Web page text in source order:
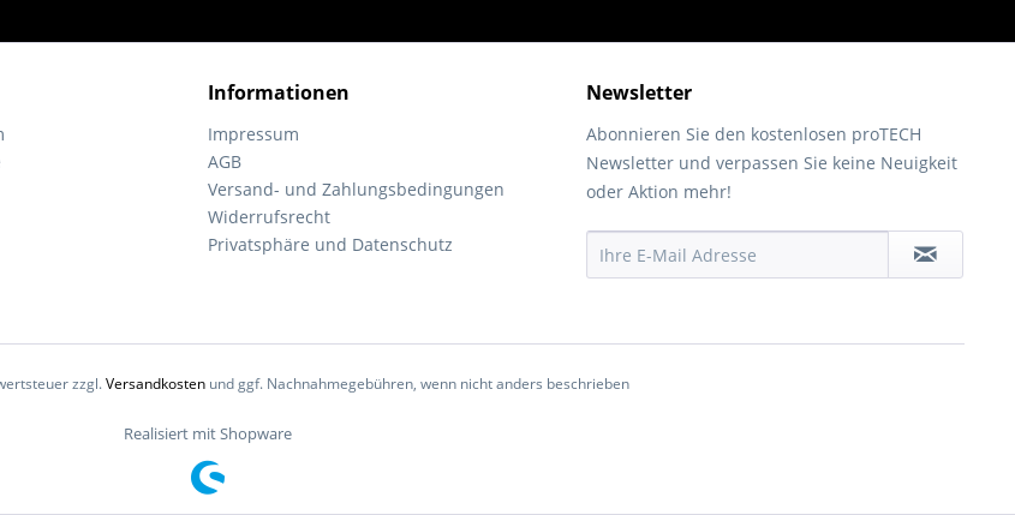
Informationen
Impressum
AGB
Versand- und Zahlungsbedingungen
Widerrufsrecht
Privatsphäre und Datenschutz
Newsletter
Abonnieren Sie den kostenlosen proTECH
Newsletter und verpassen Sie keine Neuigkeit
oder Aktion mehr!
zzgl.Versandkostenund ggf. Nachnahmegebühren, wenn nicht anders beschrieben
Realisiert mit Shopware